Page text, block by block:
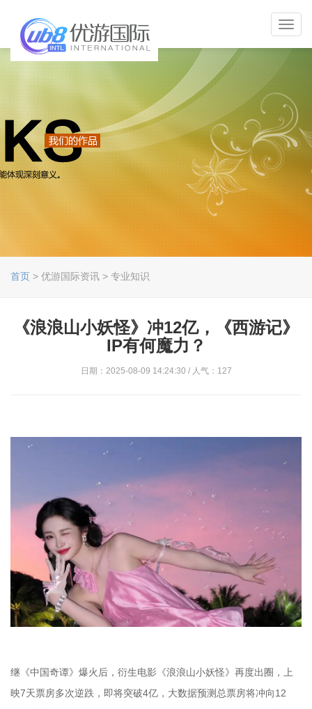
首页 > 优游国际资讯 > 专业知识
《浪浪山小妖怪》冲12亿，《西游记》
IP有何魔力？
日期：2025-08-09 14:24:30 / 人气：127
继《中国奇谭》爆火后，衍生电影《浪浪山小妖怪》再度出圈，上
映7天票房多次逆跌，即将突破4亿，大数据预测总票房将冲向12